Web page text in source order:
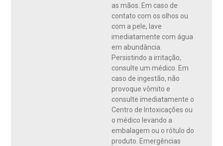
as mãos. Em caso de
contato com os olhos ou
com a pele, lave
imediatamente com água
em abundância.
Persistindo a irritação,
consulte um médico. Em
caso de ingestão, não
provoque vômito e
consulte imediatamente o
Centro de Intoxicações ou
o médico levando a
embalagem ou o rótulo do
produto. Emergências